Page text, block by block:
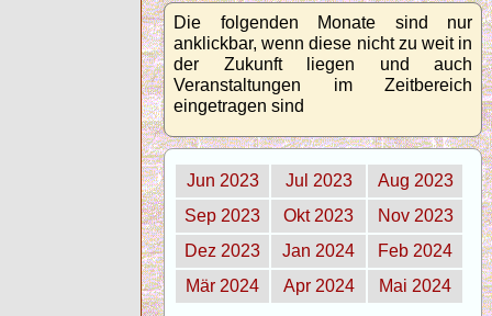
Die folgenden Monate sind nur
anklickbar, wenn diese nicht zu weit in
der Zukunft liegen und auch
Veranstaltungen im Zeitbereich
eingetragen sind
Jun 2023 Jul 2023
Aug 2023
Sep 2023
Okt 2023
Nov 2023
Dez 2023
Jan 2024
Feb 2024
Mär 2024
Apr 2024 Mai 2024